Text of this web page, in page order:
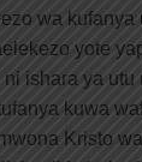
wa kufanya
yote
ni ishara ya
kuwa
Kristo